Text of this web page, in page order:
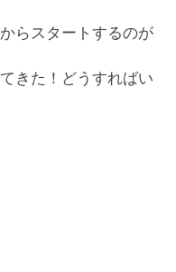
らスタートするのが
きた！どうすればい